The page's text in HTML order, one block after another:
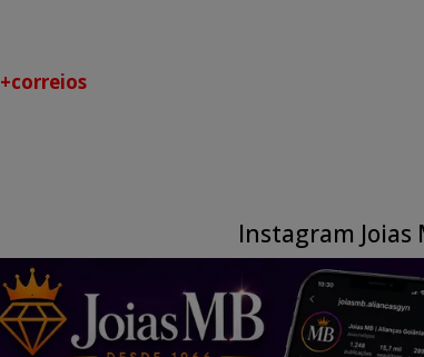
+correios
Instagram Joias